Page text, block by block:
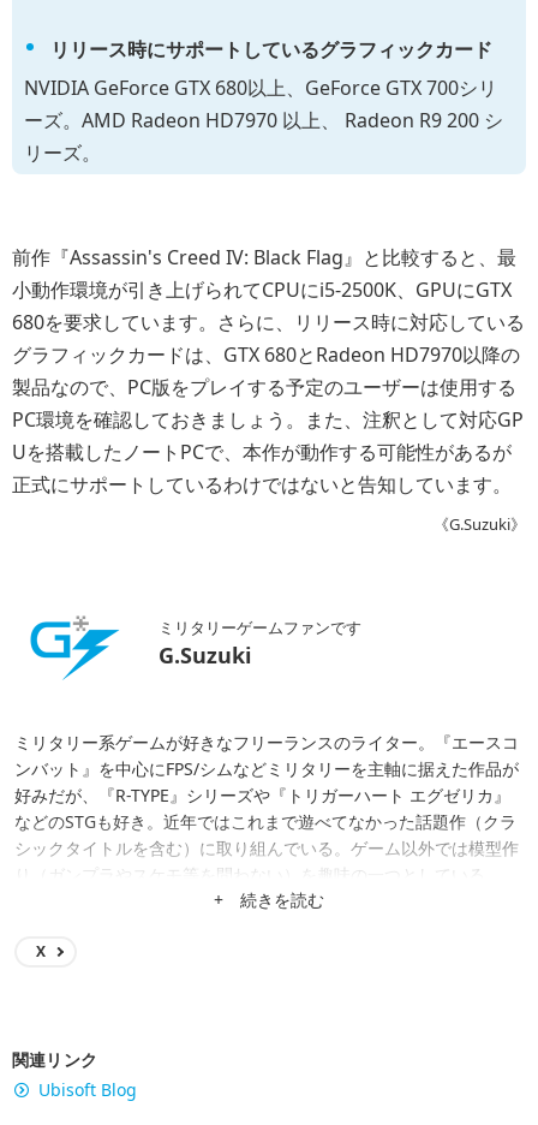
リリース時にサポートしているグラフィックカード
NVIDIA GeForce GTX 680以上、GeForce GTX 700シリ
ーズ。AMD Radeon HD7970 以上、 Radeon R9 200 シ
リーズ。
前作『Assassin's Creed IV: Black Flag』と比較すると、最
小動作環境が引き上げられてCPUにi5-2500K、GPUにGTX
680を要求しています。さらに、リリース時に対応している
グラフィックカードは、GTX 680とRadeon HD7970以降の
製品なので、PC版をプレイする予定のユーザーは使用する
PC環境を確認しておきましょう。また、注釈として対応GP
Uを搭載したノートPCで、本作が動作する可能性があるが
正式にサポートしているわけではないと告知しています。
《G.Suzuki》
ミリタリーゲームファンです
G.Suzuki
ミリタリー系ゲームが好きなフリーランスのライター。『エースコ
ンバット』を中心にFPS/シムなどミリタリーを主軸に据えた作品が
好みだが、『R-TYPE』シリーズや『トリガーハート エグゼリカ』
などのSTGも好き。近年ではこれまで遊べてなかった話題作（クラ
シックタイトルを含む）に取り組んでいる。ゲーム以外では模型作
り（ガンプラやスケモ等を問わない）を趣味の一つとしている。
+ 続きを読む
X
関連リンク
Ubisoft Blog